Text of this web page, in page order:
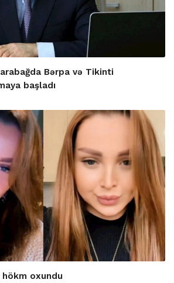
Bərpa və Tikinti
başladı
oxundu